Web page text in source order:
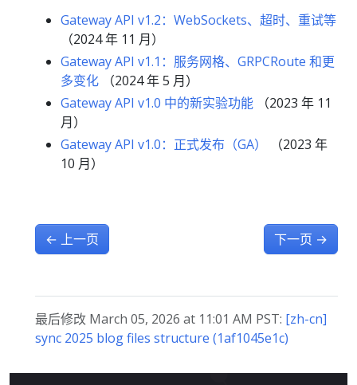
Gateway API v1.2：WebSockets、超时、重试等
（2024 年 11 月）
Gateway API v1.1：服务网格、GRPCRoute 和更
多变化 （2024 年 5 月）
Gateway API v1.0 中的新实验功能 （2023 年 11
月）
Gateway API v1.0：正式发布（GA）
（2023 年
10 月）
← 上一页 下一页 →
最后修改 March 05, 2026 at 11:01 AM PST: [zh-cn]
sync 2025 blog files structure (1af1045e1c)